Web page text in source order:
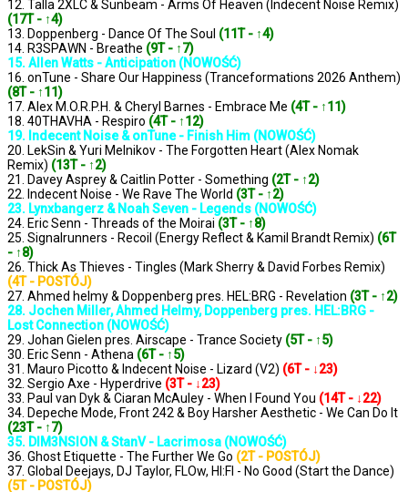
12. Talla 2XLC & Sunbeam - Arms Of Heaven (Indecent Noise Remix)
(17T - ↑4)
13. Doppenberg - Dance Of The Soul (11T - ↑4)
14. R3SPAWN - Breathe (9T - ↑7)
15. Allen Watts - Anticipation (NOWOŚĆ)
16. onTune - Share Our Happiness (Tranceformations 2026 Anthem)
(8T - ↑11)
17. Alex M.O.R.P.H. & Cheryl Barnes - Embrace Me (4T - ↑11)
18. 40THAVHA - Respiro (4T - ↑12)
19. Indecent Noise & onTune - Finish Him (NOWOŚĆ)
20. LekSin & Yuri Melnikov - The Forgotten Heart (Alex Nomak
Remix) (13T - ↑2)
21. Davey Asprey & Caitlin Potter - Something (2T - ↑2)
22. Indecent Noise - We Rave The World (3T - ↑2)
23. Lynxbangerz & Noah Seven - Legends (NOWOŚĆ)
24. Eric Senn - Threads of the Moirai (3T - ↑8)
25. Signalrunners - Recoil (Energy Reflect & Kamil Brandt Remix) (6T
- ↑8)
26. Thick As Thieves - Tingles (Mark Sherry & David Forbes Remix)
(4T - POSTÓJ)
27. Ahmed helmy & Doppenberg pres. HEL:BRG - Revelation (3T - ↑2)
28. Jochen Miller, Ahmed Helmy, Doppenberg pres. HEL:BRG -
Lost Connection (NOWOŚĆ)
29. Johan Gielen pres. Airscape - Trance Society (5T - ↑5)
30. Eric Senn - Athena (6T - ↑5)
31. Mauro Picotto & Indecent Noise - Lizard (V2) (6T - ↓23)
32. Sergio Axe - Hyperdrive (3T - ↓23)
33. Paul van Dyk & Ciaran McAuley - When I Found You (14T - ↓22)
34. Depeche Mode, Front 242 & Boy Harsher Aesthetic - We Can Do It
(23T - ↑7)
35. DIM3NSION & StanV - Lacrimosa (NOWOŚĆ)
36. Ghost Etiquette - The Further We Go (2T - POSTÓJ)
37. Global Deejays, DJ Taylor, FLOw, HI:FI - No Good (Start the Dance)
(5T - POSTÓJ)